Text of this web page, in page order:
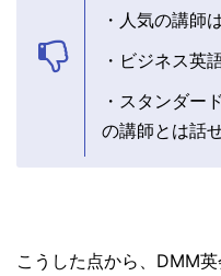
・人気の講師
・ビジネス英
・スタンダー
の講師とは話
こうした点から、DMM